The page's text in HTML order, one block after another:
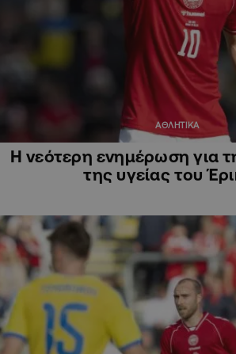
ΑΘΛΗΤΙΚΑ
Η νεότερη ενημέρωση για
της υγείας του